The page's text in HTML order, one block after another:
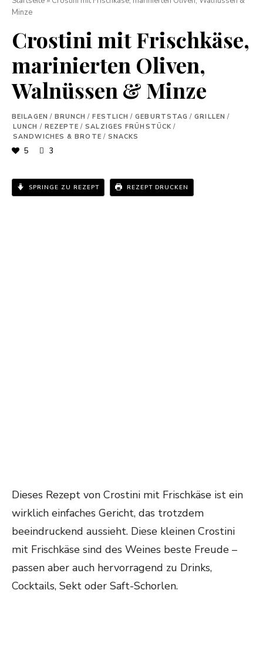
Minze
Crostini mit Frischkäse,
marinierten Oliven,
Walnüssen & Minze
BEILAGEN / BRUNCH / FESTLICH / GEBURTSTAG / GRILLEN /
LUNCH / REZEPTE / SALZIGES FRÜHSTÜCK /
SANDWICHES & BROTE / SNACKS
5 3
SPRINGE ZU REZEPT REZEPT DRUCKEN
Dieses Rezept von Crostini mit Frischkäse ist ein
wirklich einfaches Gericht, das trotzdem
beeindruckend aussieht. Diese kleinen Crostini
mit Frischkäse sind des Weines beste Freude –
passen aber auch hervorragend zu Drinks,
Cocktails, Sekt oder Saft-Schorlen.